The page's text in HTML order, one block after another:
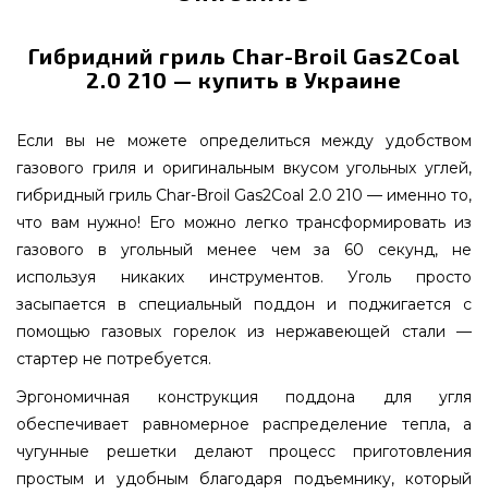
Гибридний гриль Char-Broil Gas2Coal
2.0 210 — купить в Украине
Если вы не можете определиться между удобством
газового гриля и оригинальным вкусом угольных углей,
гибридный гриль Char-Broil Gas2Coal 2.0 210 — именно то,
что вам нужно! Его можно легко трансформировать из
газового в угольный менее чем за 60 секунд, не
используя никаких инструментов. Уголь просто
засыпается в специальный поддон и поджигается с
помощью газовых горелок из нержавеющей стали —
стартер не потребуется.
Эргономичная конструкция поддона для угля
обеспечивает равномерное распределение тепла, а
чугунные решетки делают процесс приготовления
простым и удобным благодаря подъемнику, который